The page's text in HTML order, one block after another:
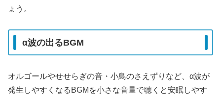
ょう。
α波の出るBGM
オルゴールやせせらぎの音・小鳥のさえずりなど、α波が
発生しやすくなるBGMを小さな音量で聴くと安眠しやす